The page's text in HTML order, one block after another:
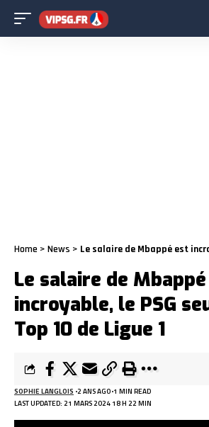
Home > News > Le salaire de Mbappé est incroyable, le
Le salaire de
incroyable, le PSG
Top 10 de Ligue 1
LAST UPDATED: 21 MARS 2024 18 H 22 MIN
SOPHIE LANGLOIS 2 ANS AGO 1 MIN READ